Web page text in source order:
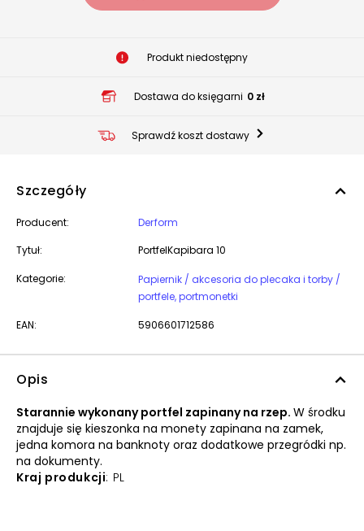
Produkt niedostępny
Dostawa do księgarni 0 zł
Sprawdź koszt dostawy
Szczegóły
Producent:
Derform
Tytuł:
PortfelKapibara 10
Kategorie:
Papiernik / akcesoria do plecaka i torby /
portfele, portmonetki
EAN: 5906601712586
Opis
Starannie wykonany portfel zapinany na rzep. W środku
znajduje się kieszonka na monety zapinana na zamek,
jedna komora na banknoty oraz dodatkowe przegródki np.
na dokumenty.
Kraj produkcji: PL